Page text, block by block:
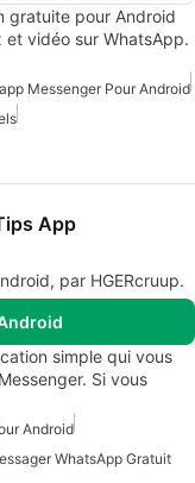
gratuite pour Android
vidéo sur WhatsApp.
Messenger Pour Android
App
par HGERcruup.
simple qui vous
Si vous
Android
WhatsApp Gratuit